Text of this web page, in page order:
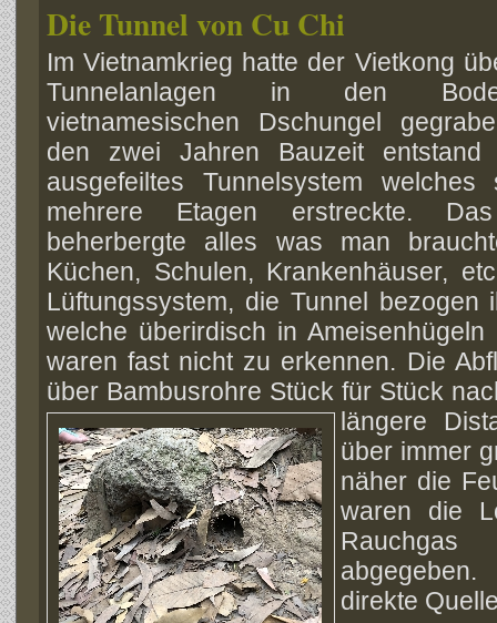
Die Tunnel von Cu Chi
Im Vietnamkrieg hatte der Vietkong
Tunnelanlagen in den
vietnamesischen Dschungel
den zwei Jahren Bauzeit
ausgefeiltes Tunnelsystem
mehrere Etagen erstreckte.
beherbergte alles was man
Küchen, Schulen, Krankenhäuser,
Lüftungssystem, die Tunnel bezogen
welche überirdisch in
waren fast nicht zu erkennen. Die
über Bambusrohre Stück für Stück
längere
über immer
näher die
waren die
direkte